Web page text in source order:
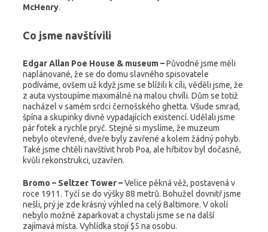
McHenry.
Co jsme navštívili
Edgar Allan Poe House & museum –Původně jsme měli
naplánované, že se do domu slavného spisovatele
podíváme, ovšem už když jsme se blížili k cíli, věděli jsme, že
z auta vystoupíme maximálně na malou chvíli. Dům se totiž
nacházel v samém srdci černošského ghetta. Všude smrad,
špína a skupinky divně vypadajících existencí. Udělali jsme
pár fotek a rychle pryč. Stejně si myslíme, že muzeum
nebylo otevřené, dveře byly zavřené a kolem žádný pohyb.
Také jsme chtěli navštívit hrob Poa, ale hřbitov byl dočasně,
kvůli rekonstrukci, uzavřen.
Bromo – Seltzer Tower –Velice pěkná věž, postavená v
roce 1911. Tyčí se do výšky 88 metrů. Bohužel dovnitř jsme
nešli, prý je zde krásný výhled na celý Baltimore. V okolí
nebylo možné zaparkovat a chystali jsme se na další
zajímavá místa. Vyhlídka stojí $5 na osobu.